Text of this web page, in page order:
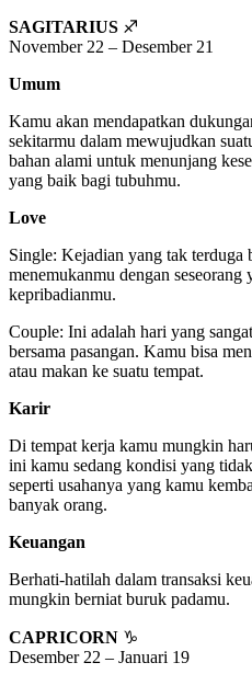
SAGITARIUS ♐
November 22 – Desember 21
Umum
Kamu akan mendapatkan
sekitarmu dalam mewujudkan
bahan alami untuk menunjang
yang baik bagi tubuhmu.
Love
Single: Kejadian yang tak terduga
menemukanmu dengan seseorang
kepribadianmu.
Couple: Ini adalah hari yang
bersama pasangan. Kamu bisa
atau makan ke suatu tempat.
Karir
Di tempat kerja kamu mungkin
ini kamu sedang kondisi yang
seperti usahanya yang kamu
banyak orang.
Keuangan
Berhati-hatilah dalam transaksi
mungkin berniat buruk padamu.
CAPRICORN ♑
Desember 22 – Januari 19